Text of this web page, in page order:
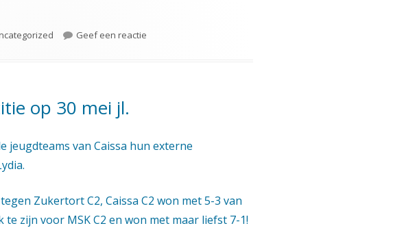
Geef een reactie
op 30 mei jl.
jeugdteams van Caissa hun externe
Zukertort C2, Caissa C2 won met 5-3 van
te zijn voor MSK C2 en won met maar liefst 7-1!